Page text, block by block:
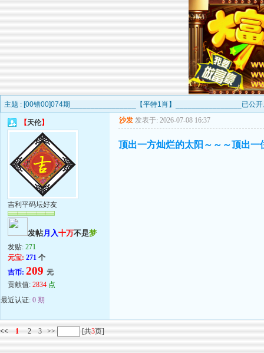
主题 : [00错00]074期________________【平特1肖】________________已公
【天伦】
吉利平码坛好友
发帖月入十万不是梦
发贴: 271
元宝: 271 个
吉币: 209 元
贡献值: 2834 点
最近认证: 0 期
沙发 发表于: 2026-07-08 16:37
顶出一方灿烂的太阳～～～顶出一
<< 1 2 3 >> [共3页]